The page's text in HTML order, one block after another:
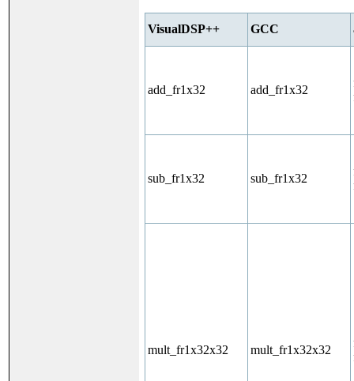
VisualDSP++ GCC
add_fr1x32 add_fr1x32
sub_fr1x32 sub_fr1x32
mult_fr1x32x32 mult_fr1x32x32